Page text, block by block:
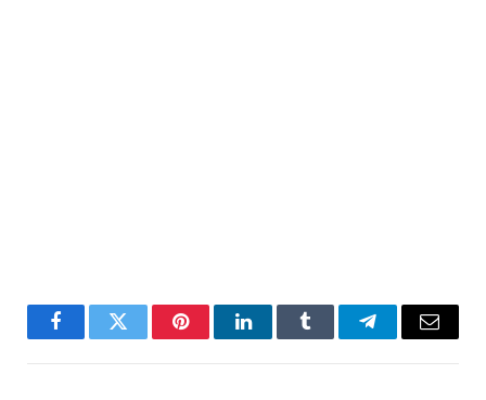
FacebookTwitter PinterestLinkedInTumblr TelegramEmail